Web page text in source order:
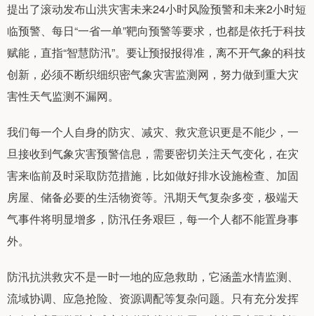
提出了滚动发布山洪灾害未来24小时风险预警和未来2小时短
临预警、每日“一省一单”靶向预警等要求，也都是依托于科技
赋能，直指“智慧防汛”。要让预报报得准，离不开气象的科技
创新，必须不断织细织密气象灾害监测网，努力做到重大灾
害性天气监测不漏网。
我们每一个人自身的防灾、减灾、救灾意识更是不能少，一
旦接收到气象灾害预警信息，需要密切关注天气变化，在灾
害来临前及时采取防范措施，比如做好排水设施检查、加固
房屋、储备必要的生活物资等。汛期天气复杂多变，极端天
气事件将明显增多，防汛任务艰巨，每一个人都不能置身事
外。
防汛抗洪救灾不是一时一地的应急救助，它涵盖水情监测、
流域协调、应急抢险、资源调配等复杂问题。只有充分发挥